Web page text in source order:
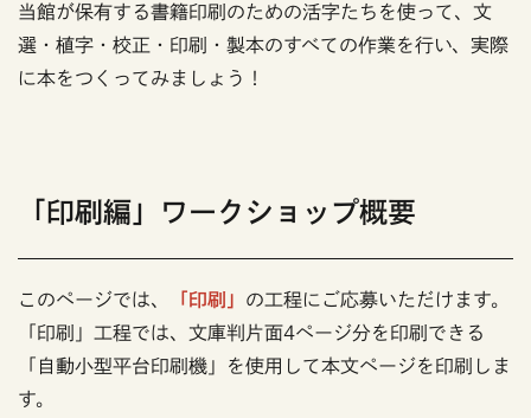
当館が保有する書籍印刷のための活字たちを使って、文
選・植字・校正・印刷・製本のすべての作業を行い、実際
に本をつくってみましょう！
「印刷編」ワークショップ概要
このページでは、 「印刷」 の工程にご応募いただけます。
「印刷」工程では、文庫判片面4ページ分を印刷できる
「自動小型平台印刷機」を使用して本文ページを印刷しま
す。